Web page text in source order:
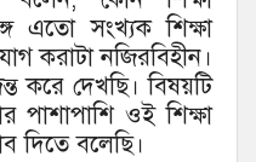
এতো সংখ্যক শিক্ষা
করাটা নজিরবিহীন।
করে দেখছি। বিষয়টি
পাশাপাশি ওই শিক্ষা
দিতে বলেছি।